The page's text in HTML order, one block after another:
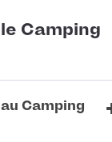
Camping
Camping